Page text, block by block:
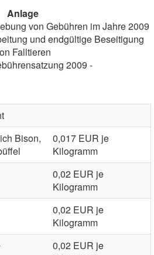
Anlage
von Gebühren im Jahre 2009
und endgültige Beseitigung
Falltieren
2009 -
Bison,
0,017 EUR je
Kilogramm
0,02 EUR je
Kilogramm
0,02 EUR je
Kilogramm
0,02 EUR je